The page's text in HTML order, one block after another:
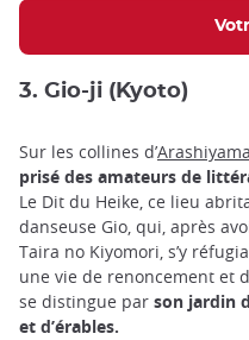
3. Gio-ji (Kyoto)
Sur les collines d’Arashiyama
prisé des amateurs de
Le Dit du Heike, ce lieu
danseuse Gio, qui, après
Taira no Kiyomori, s’y
une vie de renoncement et
se distingue par son jardin
et d’érables.